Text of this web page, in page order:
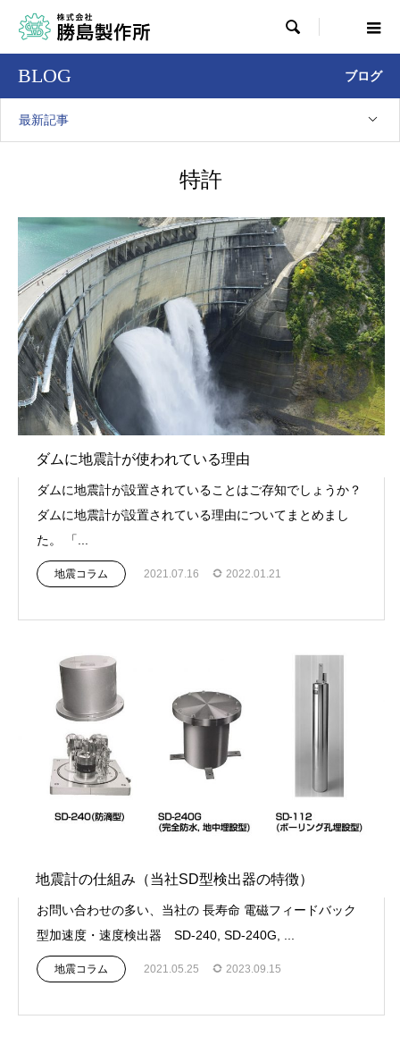

BLOG ブログ
最新記事
特許
ダムに地震計が使われている理由
ダムに地震計が設置されていることはご存知でしょうか？
ダムに地震計が設置されている理由についてまとめまし
た。 「...
地震コラム 2021.07.16 2022.01.21
地震計の仕組み（当社SD型検出器の特徴）
お問い合わせの多い、当社の 長寿命 電磁フィードバック
型加速度・速度検出器 SD-240, SD-240G, ...
地震コラム 2021.05.25 2023.09.15